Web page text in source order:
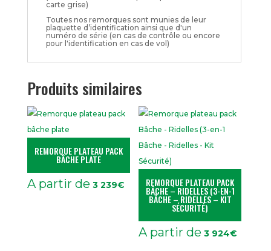
carte grise)
Toutes nos remorques sont munies de leur
plaquette d’identification ainsi que d'un
numéro de série (en cas de contrôle ou encore
pour l'identification en cas de vol)
Produits similaires
REMORQUE PLATEAU PACK
BÂCHE PLATE
A partir de 3 239€ REMORQUE PLATEAU PACK
BÂCHE – RIDELLES (3-EN-1
BÂCHE – RIDELLES – KIT
SÉCURITÉ)
A partir de 3 924€